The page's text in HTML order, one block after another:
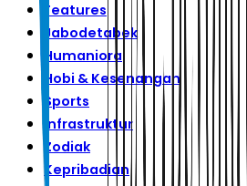
Features
Jabodetabek
Humaniora
Hobi & Kesenangan
Sports
Infrastruktur
Zodiak
Kepribadian